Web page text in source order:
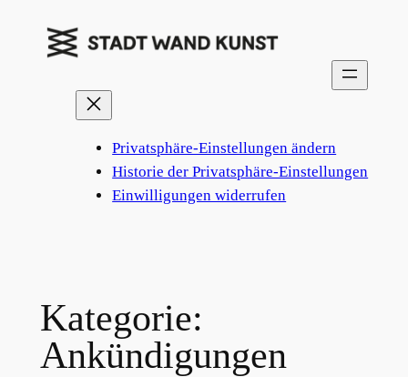
Privatsphäre-Einstellungen ändern
Historie der Privatsphäre-Einstellungen
Einwilligungen widerrufen
Kategorie:
Ankündigungen